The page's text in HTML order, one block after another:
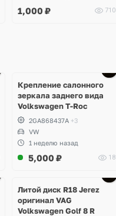
1,000 ₽ 710
Крепление салонного
зеркала заднего вида
Volkswagen T-Roc
2GA868437A +3
VW
1 неделю назад
5,000 ₽ 18
Литой диск R18 Jerez
оригинал VAG
Volkswagen Golf 8 R